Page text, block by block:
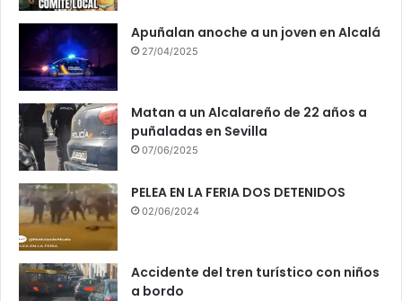
Apuñalan anoche a un joven en Alcalá
27/04/2025
Matan a un Alcalareño de 22 años a
puñaladas en Sevilla
07/06/2025
PELEA EN LA FERIA DOS DETENIDOS
02/06/2024
Accidente del tren turístico con niños
a bordo